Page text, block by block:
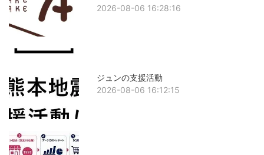
2026-08-06 16:28:16
ジュンの支援活動
2026-08-06 16:12:15